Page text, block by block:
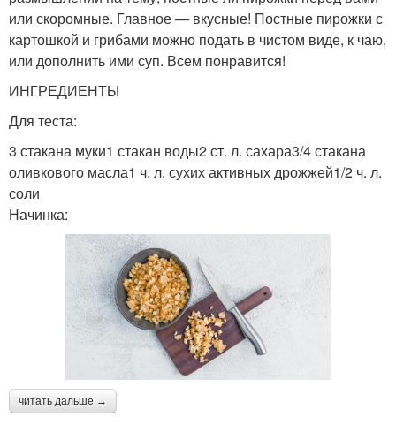
или скоромные. Главное — вкусные! Постные пирожки с
картошкой и грибами можно подать в чистом виде, к чаю,
или дополнить ими суп. Всем понравится!
ИНГРЕДИЕНТЫ
Для теста:
3 стакана муки1 стакан воды2 ст. л. сахара3/4 стакана
оливкового масла1 ч. л. сухих активных дрожжей1/2 ч. л.
соли
Начинка:
читать дальше →